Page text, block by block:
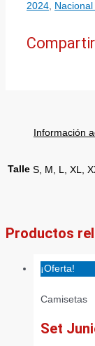
2024,
Compartir
Información
Talle S, M, L, XL,
Productos
¡Oferta!
Camisetas
Set